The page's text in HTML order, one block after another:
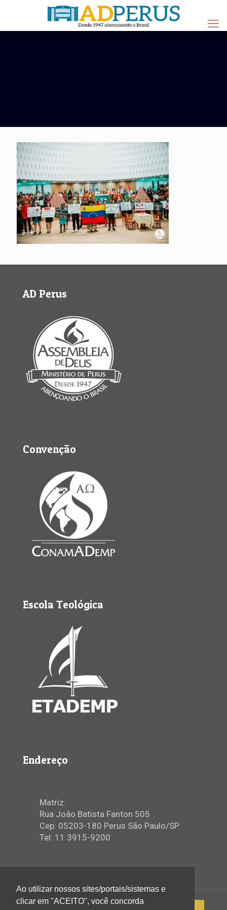
AD Perus
Convenção
Escola Teológica
Endereço
Matriz:
Rua João Batista Fanton 505
Cep: 05203-180 Perus São Paulo/SP
Tel: 11 3915-9200
Ao utilizar nossos sites/portais/sistemas e
clicar em "ACEITO", você concorda